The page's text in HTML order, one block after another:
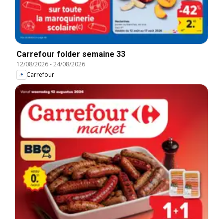
Carrefour folder semaine 33
12/08/2026-24/08/2026
Carrefour